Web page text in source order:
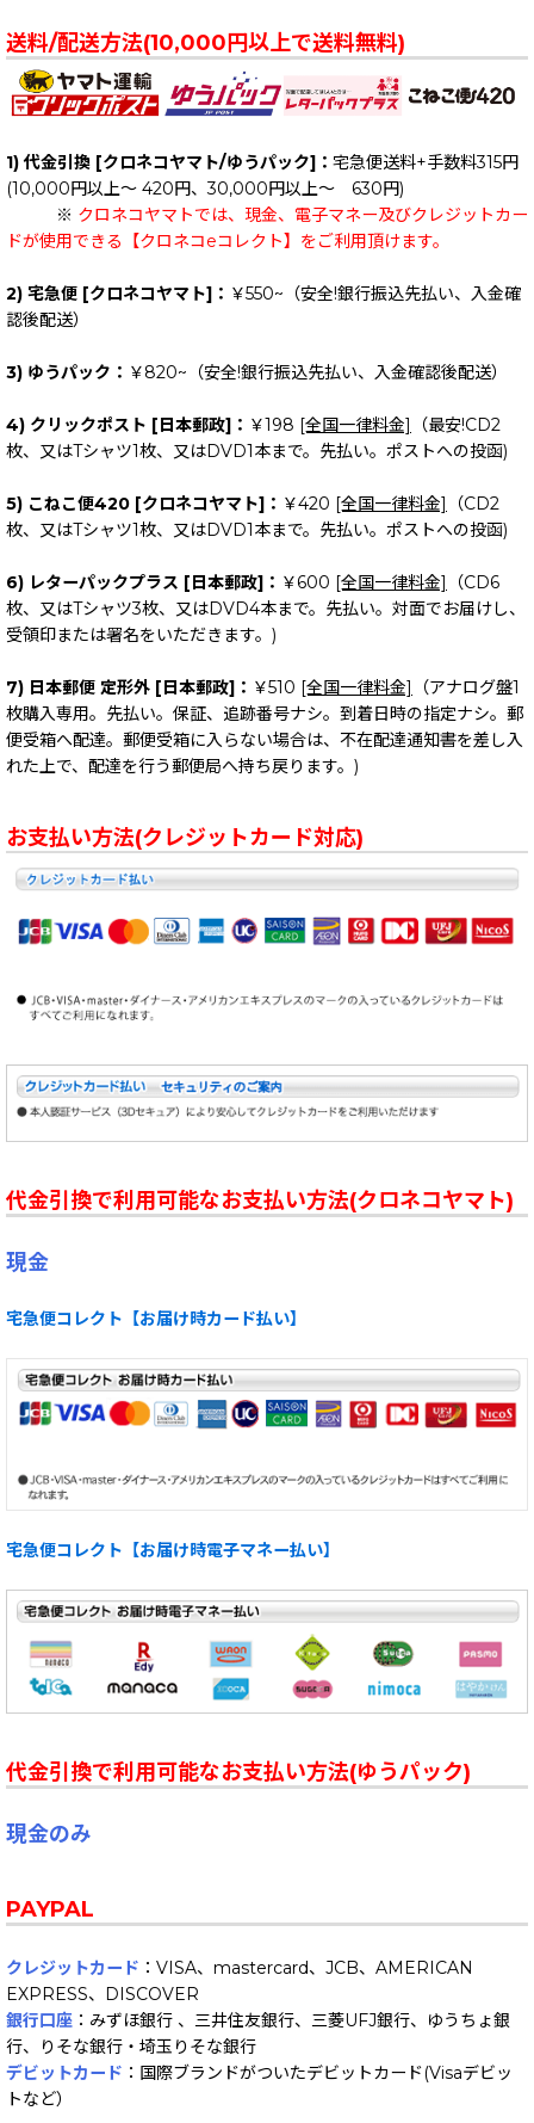
送料/配送方法(10,000円以上で送料無料)
1) 代金引換 [クロネコヤマト/ゆうパック]： 宅急便送料+手数料315円
(10,000円以上～ 420円、30,000円以上～ 630円)
※ クロネコヤマトでは、現金、電子マネー及びクレジットカー
ドが使用できる【クロネコeコレクト】をご利用頂けます。
2) 宅急便 [クロネコヤマト]： ￥550~（安全!銀行振込先払い、入金確
認後配送）
3) ゆうパック： ￥820~（安全!銀行振込先払い、入金確認後配送）
4) クリックポスト [日本郵政]： ￥198 [全国一律料金]
（最安!CD2
枚、又はTシャツ1枚、又はDVD1本まで。先払い。ポストへの投函)
5) こねこ便420 [クロネコヤマト]： ￥420 [全国一律料金]
（CD2
枚、又はTシャツ1枚、又はDVD1本まで。先払い。ポストへの投函)
6) レターパックプラス [日本郵政]： ￥600 [全国一律料金]
（CD6
枚、又はTシャツ3枚、又はDVD4本まで。先払い。対面でお届けし、
受領印または署名をいただきます。)
7) 日本郵便 定形外 [日本郵政]： ￥510 [全国一律料金]
（アナログ盤1
枚購入専用。先払い。保証、追跡番号ナシ。到着日時の指定ナシ。郵
便受箱へ配達。郵便受箱に入らない場合は、不在配達通知書を差し入
れた上で、配達を行う郵便局へ持ち戻ります。)
お支払い方法(クレジットカード対応)
代金引換で利用可能なお支払い方法(クロネコヤマト)
現金
宅急便コレクト【お届け時カード払い】
宅急便コレクト【お届け時電子マネー払い】
代金引換で利用可能なお支払い方法(ゆうパック)
現金のみ
PAYPAL
クレジットカード ：VISA、mastercard、JCB、AMERICAN
EXPRESS、DISCOVER
銀行口座 ：みずほ銀行 、三井住友銀行、三菱UFJ銀行、ゆうちょ銀
行、りそな銀行・埼玉りそな銀行
デビットカード ：国際ブランドがついたデビットカード(Visaデビッ
トなど）